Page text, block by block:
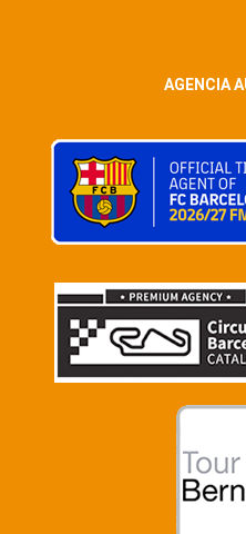
AGENCIA